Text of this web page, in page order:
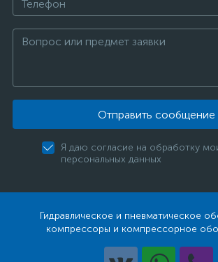
Отправить сообщение
Я даю согласие на обработку
персональных данных
Гидравлическое и пневматическое
компрессоры и компрессорное